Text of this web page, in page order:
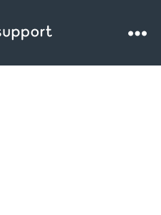
Websupport.cz